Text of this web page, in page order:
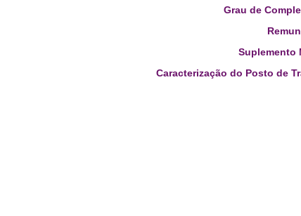
Grau de
Suplemento
Caracterização do Posto de